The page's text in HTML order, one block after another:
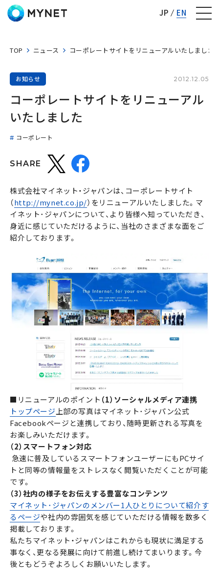
JP EN
TOP ニュース コーポレートサイトをリニューアルいたしました
お知らせ 2012.12.05
コーポレートサイトをリニューアル
いたしました
コーポレート
SHARE
株式会社マイネット・ジャパンは、コーポレートサイト
（http://mynet.co.jp/）をリニューアルいたしました。マ
イネット･ジャパンについて、より皆様へ知っていただき、
身近に感じていただけるように、当社のさまざまな面をご
紹介しております。
■リニューアルのポイント （1）ソーシャルメディア連携
トップページ上部の写真はマイネット･ジャパン公式
Facebookページと連携しており、随時更新される写真を
お楽しみいただけます。
（2）スマートフォン対応
急速に普及しているスマートフォンユーザーにもPCサイ
トと同等の情報量をストレスなく閲覧いただくことが可能
です。
（3）社内の様子をお伝えする豊富なコンテンツ
マイネット･ジャパンのメンバー1人ひとりについて紹介す
るページや社内の雰囲気を感じていただける情報を数多く
掲載しております。
私たちマイネット・ジャパンはこれからも現状に満足する
事なく、更なる発展に向けて前進し続けてまいります。今
後ともどうぞよろしくお願いいたします。